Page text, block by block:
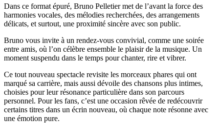
Dans ce format épuré, Bruno Pelletier met de l’avant la force des
harmonies vocales, des mélodies recherchées, des arrangements
délicats, et surtout, une proximité sincère avec son public.
Bruno vous invite à un rendez-vous convivial, comme une soirée
entre amis, où l’on célèbre ensemble le plaisir de la musique. Un
moment suspendu dans le temps pour chanter, rire et vibrer.
Ce tout nouveau spectacle revisite les morceaux phares qui ont
marqué sa carrière, mais aussi dévoile des chansons plus intimes,
choisies pour leur résonance particulière dans son parcours
personnel. Pour les fans, c’est une occasion rêvée de redécouvrir
certains titres dans un écrin nouveau, où chaque note résonne avec
une émotion pure.